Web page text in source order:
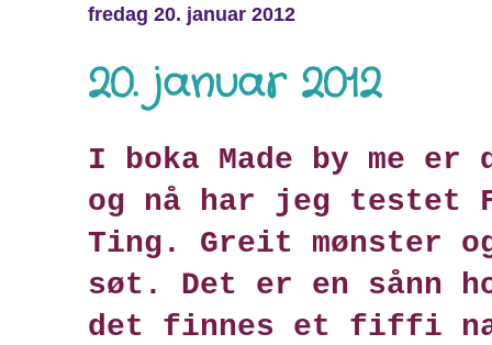
fredag 20. januar 2012
20. januar 2012
I boka Made by me er
og nå har jeg testet
Ting. Greit mønster
søt. Det er en sånn
det finnes et fiffi